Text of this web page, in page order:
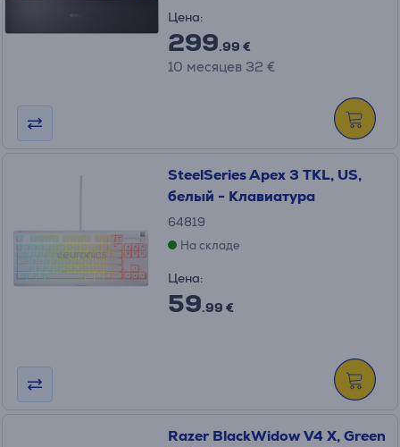
Цена:
299.99 €
10 месяцев 32 €
SteelSeries Apex 3 TKL, US,
белый - Клавиатура
64819
На складе
Цена:
59.99 €
Razer BlackWidow V4 X, Green